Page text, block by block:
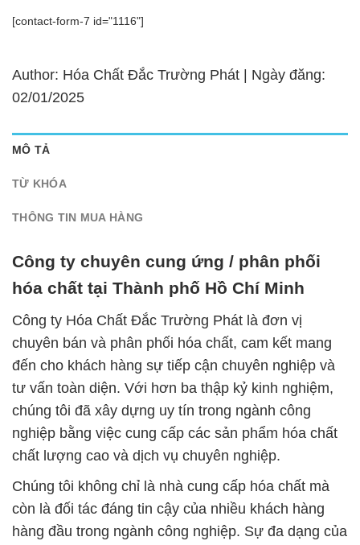
[contact-form-7 id="1116"]
Author: Hóa Chất Đắc Trường Phát | Ngày đăng:
02/01/2025
MÔ TẢ
TỪ KHÓA
THÔNG TIN MUA HÀNG
Công ty chuyên cung ứng / phân phối
hóa chất tại Thành phố Hồ Chí Minh
Công ty Hóa Chất Đắc Trường Phát là đơn vị
chuyên bán và phân phối hóa chất, cam kết mang
đến cho khách hàng sự tiếp cận chuyên nghiệp và
tư vấn toàn diện. Với hơn ba thập kỷ kinh nghiệm,
chúng tôi đã xây dựng uy tín trong ngành công
nghiệp bằng việc cung cấp các sản phẩm hóa chất
chất lượng cao và dịch vụ chuyên nghiệp.
Chúng tôi không chỉ là nhà cung cấp hóa chất mà
còn là đối tác đáng tin cậy của nhiều khách hàng
hàng đầu trong ngành công nghiệp. Sự đa dạng của